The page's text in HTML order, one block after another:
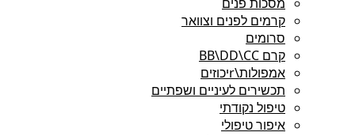
קרמים לפנים וצוואר
סרומים
קרם BB\DD\CC
אמפולות\rיכוזים
תכשירים לעיניים ושפתיים
טיפול נקודתי
איפור טיפולי